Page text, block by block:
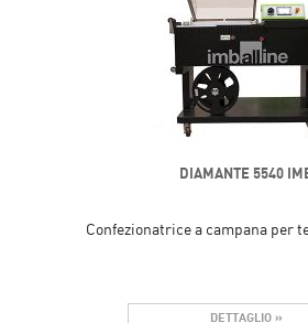
DIAMANTE 5540
Confezionatrice a campana per
DETTAGLIO »